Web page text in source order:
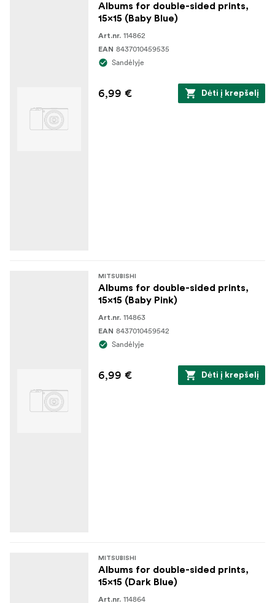
Albums for double-sided prints,
15x15 (Baby Blue)
Art.nr. 114862
EAN 8437010459535
Sandėlyje
6,99 € Dėti į krepšelį
MITSUBISHI
Albums for double-sided prints,
15x15 (Baby Pink)
Art.nr. 114863
EAN 8437010459542
Sandėlyje
6,99 € Dėti į krepšelį
MITSUBISHI
Albums for double-sided prints,
15x15 (Dark Blue)
Art.nr. 114864